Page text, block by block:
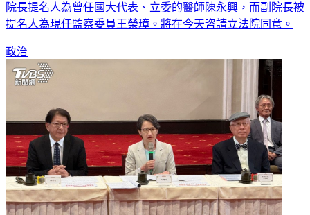
院長提名人為曾任國大代表、立委的醫師陳永興，而副院長被
提名人為現任監察委員王榮璋。將在今天咨請立法院同意。
政治